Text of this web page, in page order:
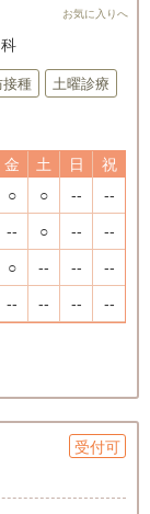
接種 土曜診療
金 土 日
祝
○ ○ -- --
-- ○ -- --
○ -- -- --
-- -- -- --
受付可